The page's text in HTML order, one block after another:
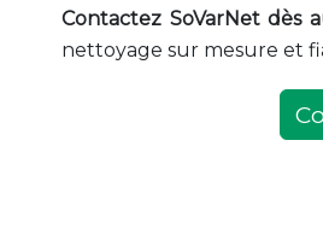
Contactez SoVarNet dès
nettoyage sur mesure et